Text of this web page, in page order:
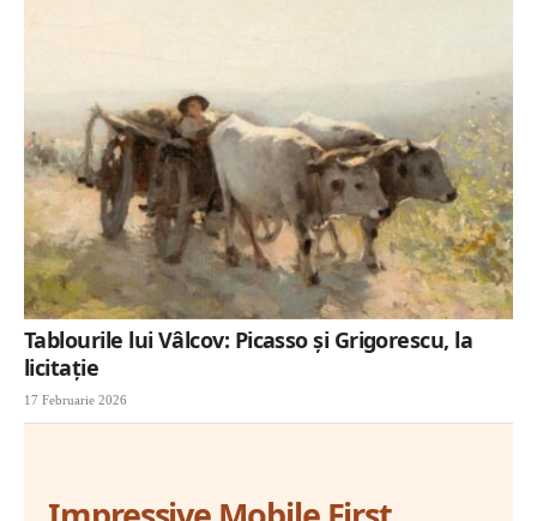
Tablourile lui Vâlcov: Picasso și Grigorescu, la
licitație
17 Februarie 2026